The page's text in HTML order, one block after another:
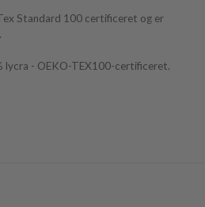
Standard 100 certificeret og er
lycra - OEKO-TEX100-certificeret.